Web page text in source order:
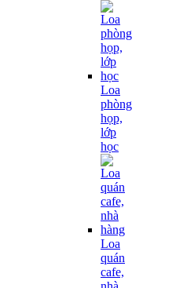
Loa
phòng
họp,
lớp
học
Loa
quán
cafe,